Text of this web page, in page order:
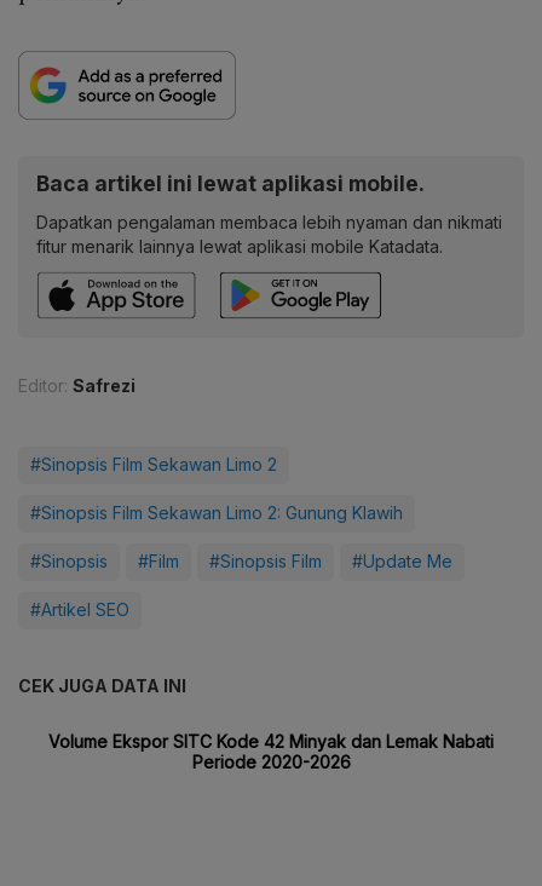
Baca artikel ini lewat aplikasi mobile.
Dapatkan pengalaman membaca lebih nyaman dan nikmati
fitur menarik lainnya lewat aplikasi mobile Katadata.
Editor: Safrezi
#Sinopsis Film Sekawan Limo 2
#Sinopsis Film Sekawan Limo 2: Gunung Klawih
#Sinopsis #Film #Sinopsis Film #Update Me
#Artikel SEO
CEK JUGA DATA INI